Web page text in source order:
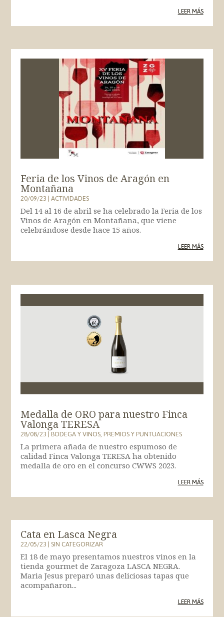
LEER MÁS
Feria de los Vinos de Aragón en
Montañana
20/09/23|ACTIVIDADES
Del 14 al 16 de abril se ha celebrado la Feria de los
Vinos de Aragón en Montañana, que viene
celebrándose desde hace 15 años.
LEER MÁS
Medalla de ORO para nuestro Finca
Valonga TERESA
28/08/23|BODEGA Y VINOS,PREMIOS Y PUNTUACIONES
La primera añada de nuestro espumoso de
calidad Finca Valonga TERESA ha obtenido
medalla de oro en el concurso CWWS 2023.
LEER MÁS
Cata en Lasca Negra
22/05/23| SIN CATEGORIZAR
El 18 de mayo presentamos nuestros vinos en la
tienda gourmet de Zaragoza LASCA NEGRA.
Maria Jesus preparó unas deliciosas tapas que
acompañaron...
LEER MÁS